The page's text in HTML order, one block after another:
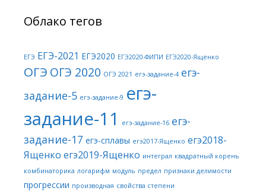
Облако тегов
ЕГЭ ЕГЭ-2021 ЕГЭ2020 ЕГЭ2020-ФИПИ ЕГЭ2020-Ященко
ОГЭ ОГЭ 2020 ОГЭ 2021 егэ-задание-4 егэ-
задание-5 егэ-задание-9 егэ-
задание-11
егэ-задание-16 егэ-
задание-17 егэ-сплавы егэ2017-Ященко егэ2018-
Ященко егэ2019-Ященко интеграл квадратный корень
комбинаторика логарифм модуль предел признаки делимости
прогрессии производная свойства степени